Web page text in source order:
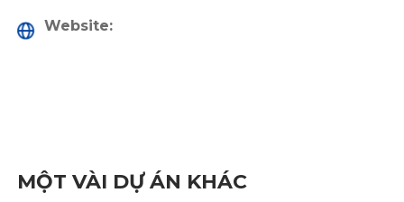
Website:
MỘT VÀI DỰ ÁN KHÁC